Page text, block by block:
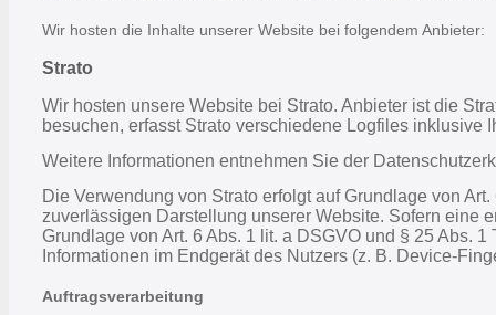
Wir hosten die Inhalte unserer Website bei folgendem Anbieter:
Strato
Wir hosten unsere Website bei Strato. Anbieter ist die
besuchen, erfasst Strato verschiedene Logfiles inklusive
Weitere Informationen entnehmen Sie der
Die Verwendung von Strato erfolgt auf Grundlage von
zuverlässigen Darstellung unserer Website. Sofern eine
Grundlage von Art. 6 Abs. 1 lit. a DSGVO und § 25 Abs.
Informationen im Endgerät des Nutzers (z. B. Device-
Auftragsverarbeitung